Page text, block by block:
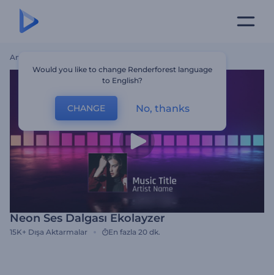
Ana Sayfa
Neon Ses Dalgası Ekolayzer
15K+ Dışa Aktarmalar En fazla 20 dk.
Would you like to change Renderforest language
to English?
CHANGE No, thanks